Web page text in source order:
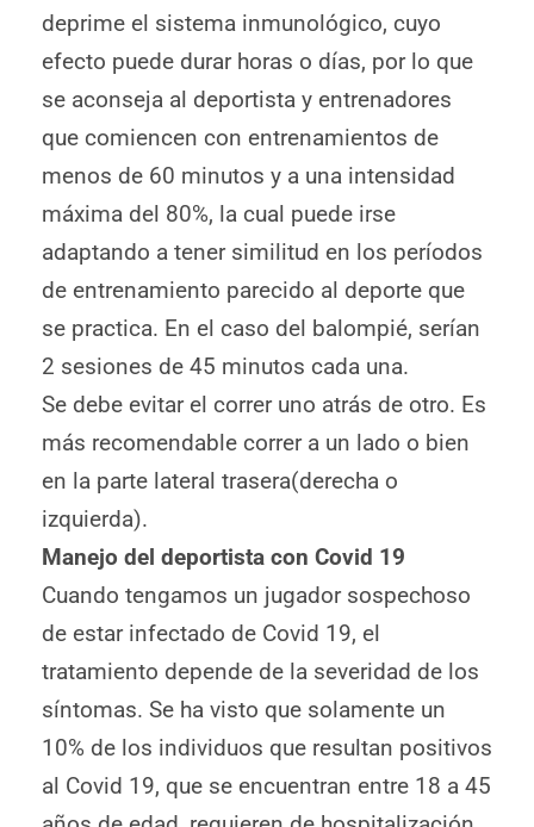
deprime el sistema inmunológico, cuyo
efecto puede durar horas o días, por lo que
se aconseja al deportista y entrenadores
que comiencen con entrenamientos de
menos de 60 minutos y a una intensidad
máxima del 80%, la cual puede irse
adaptando a tener similitud en los períodos
de entrenamiento parecido al deporte que
se practica. En el caso del balompié, serían
2 sesiones de 45 minutos cada una.
Se debe evitar el correr uno atrás de otro. Es
más recomendable correr a un lado o bien
en la parte lateral trasera(derecha o
izquierda).
Manejo del deportista con Covid 19
Cuando tengamos un jugador sospechoso
de estar infectado de Covid 19, el
tratamiento depende de la severidad de los
síntomas. Se ha visto que solamente un
10% de los individuos que resultan positivos
al Covid 19, que se encuentran entre 18 a 45